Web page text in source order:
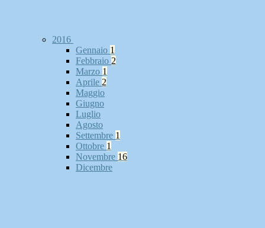
2016
Gennaio 1
Febbraio 2
Marzo 1
Aprile 2
Maggio
Giugno
Luglio
Agosto
Settembre 1
Ottobre 1
Novembre 16
Dicembre